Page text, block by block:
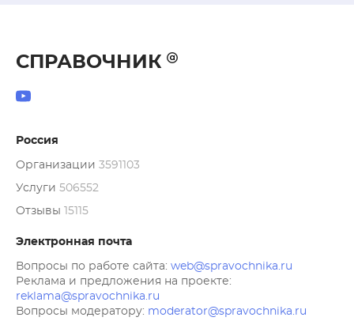
СПРАВОЧНИК
Россия
Организации 3591103
Услуги 506552
Отзывы 15115
Электронная почта
Вопросы по работе сайта: web@spravochnika.ru
Реклама и предложения на проекте:
reklama@spravochnika.ru
Вопросы модератору: moderator@spravochnika.ru